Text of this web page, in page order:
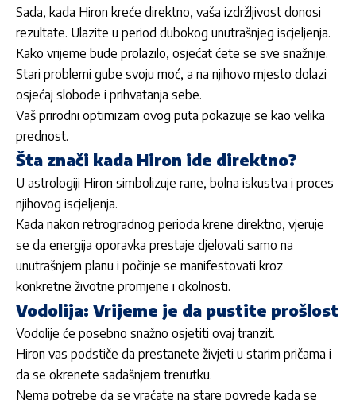
Sada, kada Hiron kreće direktno, vaša izdržljivost donosi
rezultate. Ulazite u period dubokog unutrašnjeg iscjeljenja.
Kako vrijeme bude prolazilo, osjećat ćete se sve snažnije.
Stari problemi gube svoju moć, a na njihovo mjesto dolazi
osjećaj slobode i prihvatanja sebe.
Vaš prirodni optimizam ovog puta pokazuje se kao velika
prednost.
Šta znači kada Hiron ide direktno?
U astrologiji Hiron simbolizuje rane, bolna iskustva i proces
njihovog iscjeljenja.
Kada nakon retrogradnog perioda krene direktno, vjeruje
se da energija oporavka prestaje djelovati samo na
unutrašnjem planu i počinje se manifestovati kroz
konkretne životne promjene i okolnosti.
Vodolija: Vrijeme je da pustite prošlost
Vodolije će posebno snažno osjetiti ovaj tranzit.
Hiron vas podstiče da prestanete živjeti u starim pričama i
da se okrenete sadašnjem trenutku.
Nema potrebe da se vraćate na stare povrede kada se